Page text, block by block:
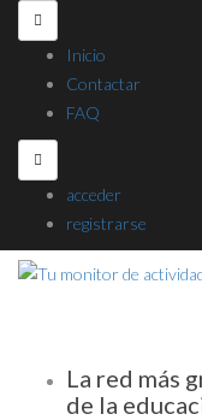
Inicio
Contactar
FAQ
acceder
registrarse
La red más
de la